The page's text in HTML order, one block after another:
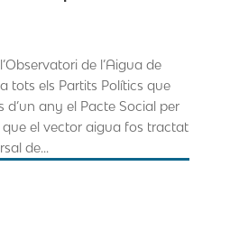
de l’Aigua de
tots els Partits Polítics que
any el Pacte Social per
que el vector aigua fos tractat
de...